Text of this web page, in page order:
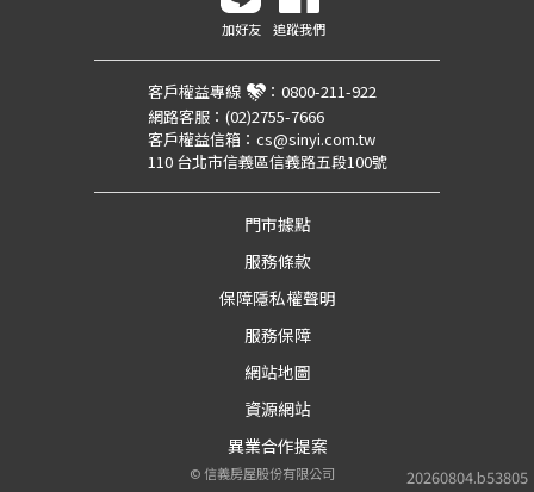
20260804.b53805
加好友 追蹤我們
客戶權益專線 ： 0800-211-922
網路客服： (02)2755-7666
客戶權益信箱： cs@sinyi.com.tw
110 台北市信義區信義路五段100號
門市據點
服務條款
保障隱私權聲明
服務保障
網站地圖
資源網站
異業合作提案
©信義房屋股份有限公司